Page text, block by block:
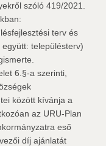
szóló 419/2021.
terv és
településterv)
6.§-a szerinti,
között kívánja a
az URU-Plan
eső
díj ajánlatát